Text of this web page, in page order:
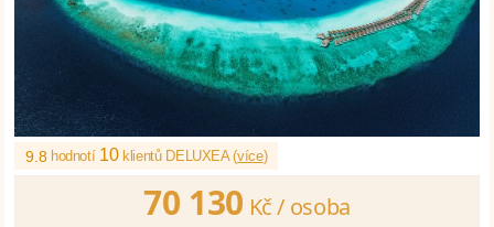
9.8 hodnotí 10klientů DELUXEA (více)
70 130 Kč / osoba